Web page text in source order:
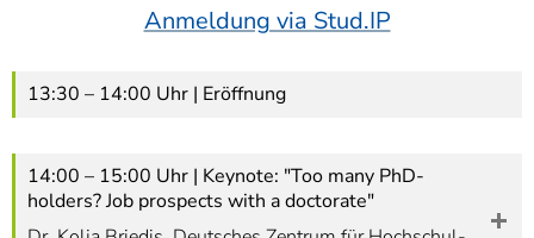
Anmeldung via Stud.IP
13:30 – 14:00 Uhr | Eröffnung
14:00 – 15:00 Uhr | Keynote: "Too many PhD-
holders? Job prospects with a doctorate"